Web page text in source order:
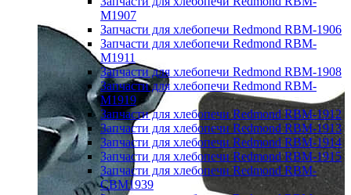
M1907
Запчасти для хлебопечи Redmond RBM-1906
Запчасти для хлебопечи Redmond RBM-
M1911
Запчасти для хлебопечи Redmond RBM-1908
Запчасти для хлебопечи Redmond RBM-
M1919
Запчасти для хлебопечи Redmond RBM-1912
Запчасти для хлебопечи Redmond RBM-1913
Запчасти для хлебопечи Redmond RBM-1914
Запчасти для хлебопечи Redmond RBM-1915
Запчасти для хлебопечи Redmond RBM-
CBM1939